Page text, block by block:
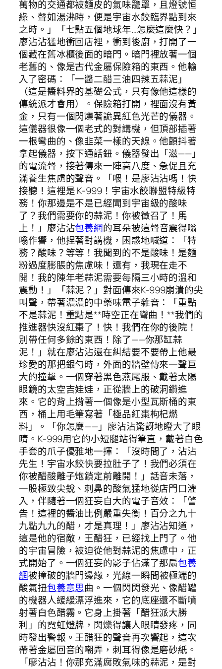
萬物的交通都被麵皮的氣味籠罩，且燈號恒
綠、聲如湯沸時，便是宇宙水餃臨界點到來
之時。」「七點五個地球年…怎麼這麼快？」
廖沾沾猛地衝回店裡，衝到後廚，打開了一
個藏在舊冰櫃後面的暗門。暗門裡放著一個
老舊的、像是古代金屬保險箱的東西。他輸
入了密碼：「一醬二醋三油四辣五蒜泥」
（這是醬料界的基礎公式，只有像他這樣的
傳統派才會用）。保險箱打開，裡面沒有黃
金，只有一個閃爍著詭異紅色光芒的儀器。
這儀器很像一個老式的對講機，但頂部插著
一根彎曲的、像韭菜一樣的天線。他顫抖著
拿起儀器，按下通話鈕。儀器發出「滋——」
的電流聲，接著傳來一陣高八度、急促且充
滿養生焦慮的聲音。「喂！是廖沾沾嗎！快
接聽！這裡是 K-999！宇宙水餃聯盟特級特
務！你那邊是不是已經聞到宇宙級的酸味
了？我們需要你的蒜泥！你被徵召了！馬
上！」廖沾沾包養網的耳朵被這聲音震得嗡
嗡作響，他捏著對講機，困惑地喊道：「特
務？酸味？等等！我聞到的不是酸味！是麵
粉過度膨脹的焦慮味！還有，我現在走不
開！我的陳年老蒜泥需要每隔三小時的溫和
震動！」「蒜泥？」對面傳來K-999崩潰的尖
叫聲，帶著濃濃的中藥味電子雜音：「重點
不是蒜泥！重點是**時空正在彎曲！**我們的
推進器快沒紅棗了！快！我們在你的後院！
別帶任何多餘的東西！除了——你那缸蒜
泥！」就在廖沾沾還在糾結要不要帶上他最
珍愛的那把銀勺時，外面的牆壁傳來一聲巨
大的撞擊。一個穿著黑色燕尾服、戴著太陽
眼鏡的太空吉娃娃，正從牆上的破洞鑽進
來。它的背上揹著一個像是小型瓦斯桶的東
西，桶上用毛筆寫著「極品紅棗枸杞燃
料」。「你怎麼——」廖沾沾驚訝地瞪大了眼
睛。K-999用它的小短腿站得筆直，戴著白色
手套的爪子優雅地一揮：「沒時間了，沾沾
先生！宇宙水餃快要拉肚子了！我們必須在
你被醋酸離子炮鎖定前離開！」話音未落，
一股極致尖銳、刺鼻的酸氣猛地從店門口灌
入，伴隨著一個狂妄自大的電子音效：「警
告！這裡的醬油比例嚴重失衡！百分之九十
九點九九的醋，才是真理！」廖沾沾知道，
這是他的宿敵，王醋狂，已經找上門了。他
的宇宙冒險，被迫從他對蒜泥的焦慮中，正
式開始了。一個狂妄的影子佔滿了那扇包養
網被撞破的牆門邊緣，光線一瞬間被極端的
酸氣扭包養意思曲。一個閃閃發光、像醋罐
的機器人緩緩漂浮進來，它的底座還不斷噴
射著白色醋霧。它身上掛著「醋狂派大勝
利」的霓虹燈牌，閃爍得讓人眼睛發疼，同
時發出警報。王醋狂的聲音再次響起，這次
帶著金屬回音的嘲弄，刺耳得像是磨砂紙。
「廖沾沾！你那充滿腐敗氣味的蒜泥，是對